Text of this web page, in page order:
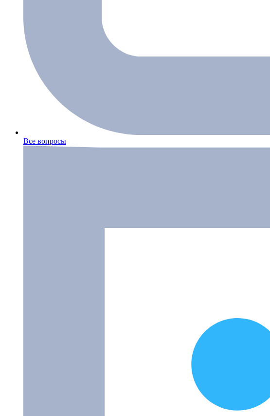
Все вопросы